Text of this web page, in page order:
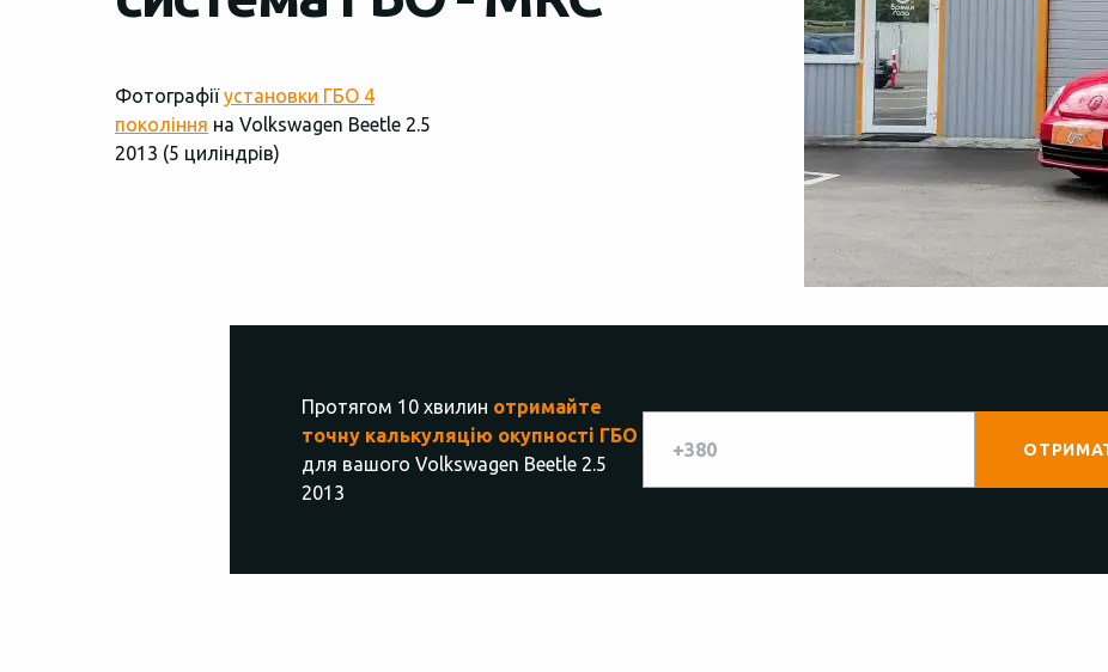
Фотографіїустановки ГБО 4
покоління на Volkswagen Beetle 2.5
2013 (5 циліндрів)
Протягом 10 хвилин отримайте
точну калькуляцію окупності ГБО
для вашого Volkswagen Beetle 2.5
2013